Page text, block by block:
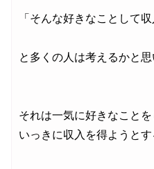
「そんな好きなことして
と多くの人は考えるかと思
それは一気に好きなことを
いっきに収入を得ようとす